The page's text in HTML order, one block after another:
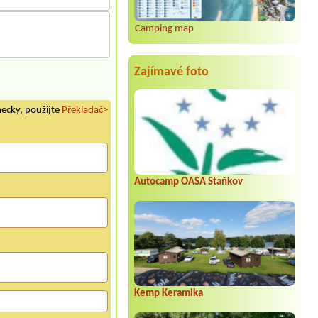
Camping map
Zajímavé foto
Autocamp OASA Staňkov
Kemp Keramika
použijte Překladač>